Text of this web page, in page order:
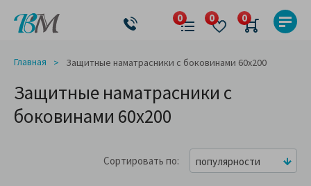
Главная Защитные наматрасники с боковинами 60x200
Защитные наматрасники с
боковинами 60x200
Сортировать по популярности